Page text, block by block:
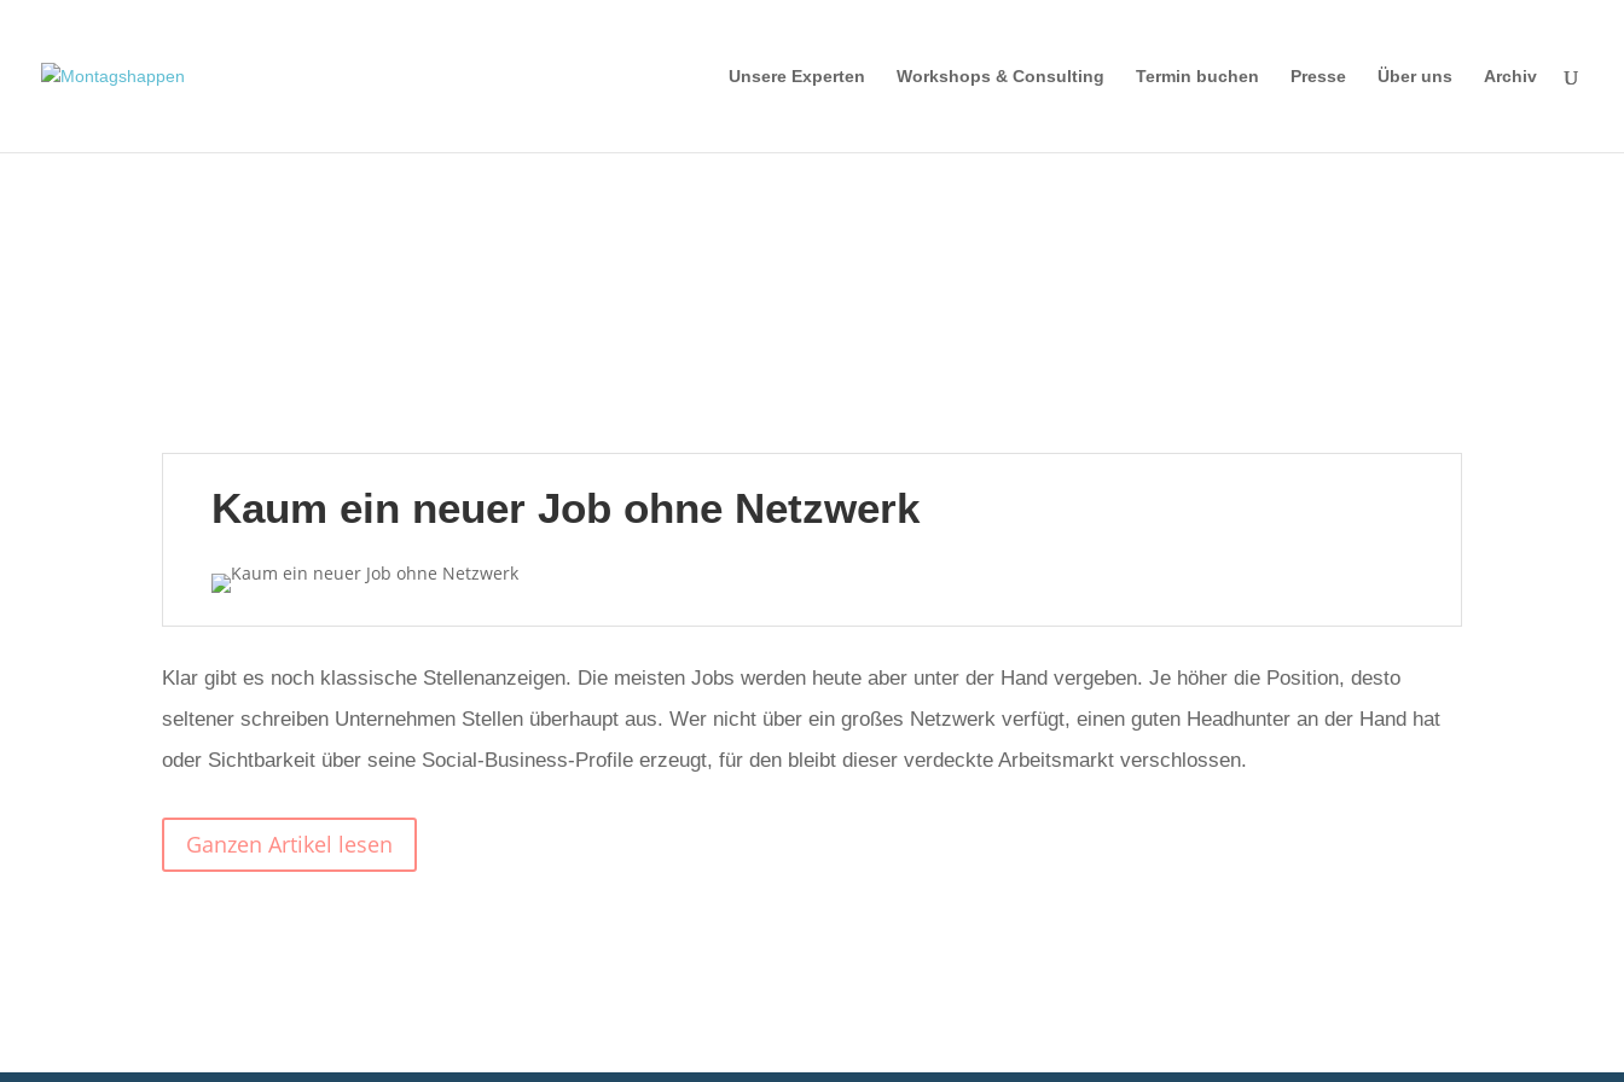
Unsere Experten Workshops & Consulting Termin buchen Presse Über uns Archiv
Kaum ein neuer Job ohne Netzwerk
Klar gibt es noch klassische Stellenanzeigen. Die meisten Jobs werden heute aber unter der Hand vergeben. Je höher die Position, desto
seltener schreiben Unternehmen Stellen überhaupt aus. Wer nicht über ein großes Netzwerk verfügt, einen guten Headhunter an der Hand hat
oder Sichtbarkeit über seine Social-Business-Profile erzeugt, für den bleibt dieser verdeckte Arbeitsmarkt verschlossen.
Ganzen Artikel lesen